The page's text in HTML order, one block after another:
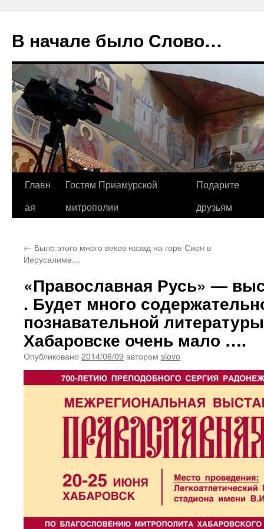
В начале было Слово…
Перейти
Главн
ая
Гостям Приамурской
митрополии
Подарите
друзьям
← Было этого много веков назад на горе Сион в
Иерусалиме…
«Православная Русь» —
. Будет много
познавательной
Хабаровске очень мало ….
Опубликовано 2014/06/09автором slovo